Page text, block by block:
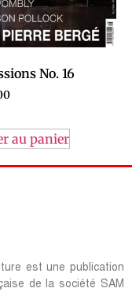
No. 16
au panier
est une publication
de la société SAM